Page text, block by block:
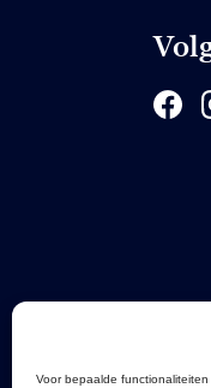
Voor bepaalde